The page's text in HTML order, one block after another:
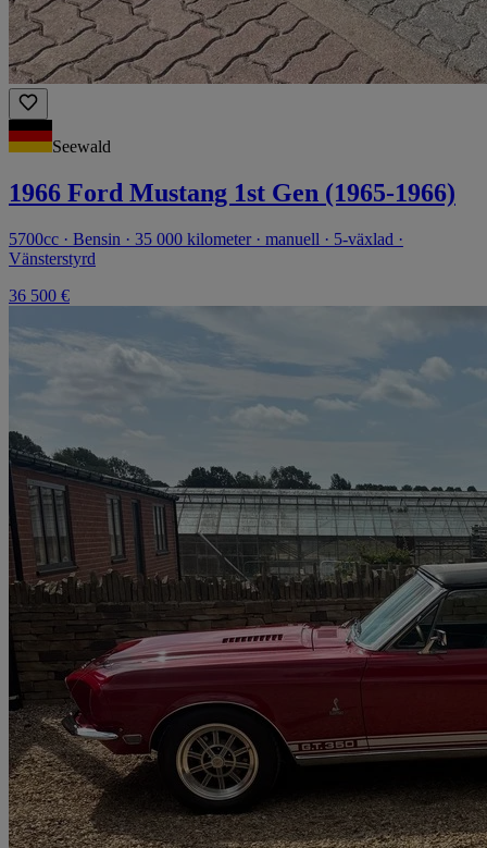
Seewald
1966 Ford Mustang 1st Gen (1965-1966)
5700cc · Bensin · 35 000 kilometer · manuell · 5-växlad ·
Vänsterstyrd
36 500 €